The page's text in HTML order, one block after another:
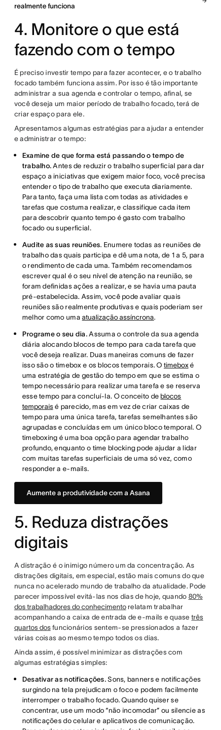
realmente funciona
4. Monitore o que está
fazendo com o tempo
É preciso investir tempo para fazer acontecer, e o trabalho
focado também funciona assim. Por isso é tão importante
administrar a sua agenda e controlar o tempo, afinal, se
você deseja um maior período de trabalho focado, terá de
criar espaço para ele.
Apresentamos algumas estratégias para ajudar a entender
e administrar o tempo:
Examine de que forma está passando o tempo de
trabalho.Antes de reduzir o trabalho superficial para dar
espaço a iniciativas que exigem maior foco, você precisa
entender o tipo de trabalho que executa diariamente.
Para tanto, faça uma lista com todas as atividades e
tarefas que costuma realizar, e classifique cada item
para descobrir quanto tempo é gasto com trabalho
focado ou superficial.
Audite as suas reuniões. Enumere todas as reuniões de
trabalho das quais participa e dê uma nota, de 1 a 5, para
o rendimento de cada uma. Também recomendamos
escrever qual é o seu nível de atenção na reunião, se
foram definidas ações a realizar, e se havia uma pauta
pré-estabelecida. Assim, você pode avaliar quais
reuniões são realmente produtivas e quais poderiam ser
melhor como umaatualização assíncrona.
Programe o seu dia.Assuma o controle da sua agenda
diária alocando blocos de tempo para cada tarefa que
você deseja realizar. Duas maneiras comuns de fazer
isso são o timebox e os blocos temporais. O timeboxé
uma estratégia de gestão do tempo em que se estima o
tempo necessário para realizar uma tarefa e se reserva
esse tempo para concluí-la. O conceito deblocos
temporaisé parecido, mas em vez de criar caixas de
tempo para uma única tarefa, tarefas semelhantes são
agrupadas e concluídas em um único bloco temporal. O
timeboxing é uma boa opção para agendar trabalho
profundo, enquanto o time blocking pode ajudar a lidar
com muitas tarefas superficiais de uma só vez, como
responder a e-mails.
Aumente a produtividade com a Asana
5. Reduza distrações
digitais
A distração é o inimigo número um da concentração. As
distrações digitais, em especial, estão mais comuns do que
nunca no acelerado mundo de trabalho da atualidade. Pode
parecer impossível evitá-las nos dias de hoje, quando 80%
dos trabalhadores do conhecimentorelatam trabalhar
acompanhando a caixa de entrada de e-mails e quase três
quartos dosfuncionários sentem-se pressionados a fazer
várias coisas ao mesmo tempo todos os dias.
Ainda assim, é possível minimizar as distrações com
algumas estratégias simples:
Desativar as notificações.Sons, banners e notificações
surgindo na tela prejudicam o foco e podem facilmente
interromper o trabalho focado. Quando quiser se
concentrar, use um modo “não incomodar” ou silencie as
notificações do celular e aplicativos de comunicação.